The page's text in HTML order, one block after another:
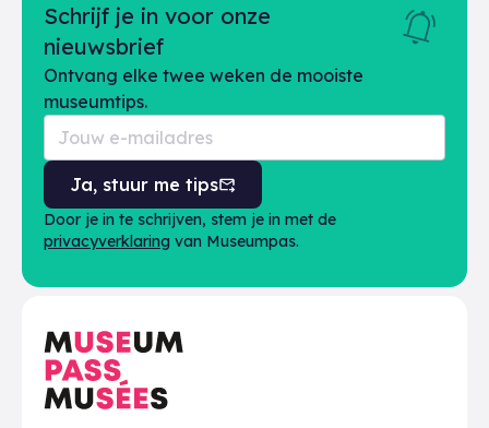
Schrijf je in voor onze
nieuwsbrief
Ontvang elke twee weken de mooiste
museumtips.
Ja, stuur me tips
Door je in te schrijven, stem je in met de
privacyverklaring van Museumpas.